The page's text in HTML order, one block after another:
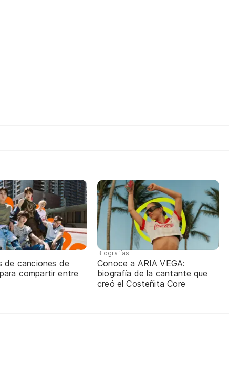
de canciones de
compartir entre
Biografías
Conoce a ARIA VEGA:
biografía de la cantante que
creó el Costeñita Core